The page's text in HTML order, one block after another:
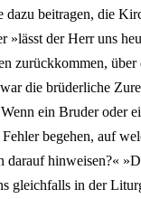
dazu beitragen, die
»lässt der Herr uns
zurückkommen, über
die brüderliche
ein Bruder oder
begehen, auf
darauf hinweisen?«
gleichfalls in der